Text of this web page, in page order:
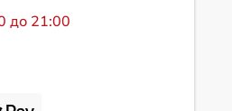
до 21:00